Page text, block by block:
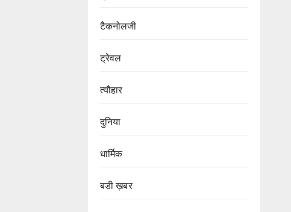
टैकनोलजी
ट्रेवल
त्यौहार
दुनिया
धार्मिक
बडी ख़बर